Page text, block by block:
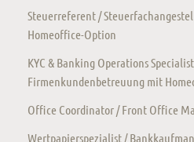
Steuerreferent /
Homeoffice-Option
KYC & Banking Operations
Firmenkundenbetreuung mit
Office Coordinator / Front Office
Wertpapierspezialist /